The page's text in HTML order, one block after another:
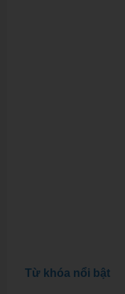
Từ khóa nổi bật